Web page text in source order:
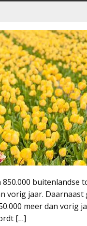
buitenlandse
jaar. Daarnaast
meer dan vorig
[…]